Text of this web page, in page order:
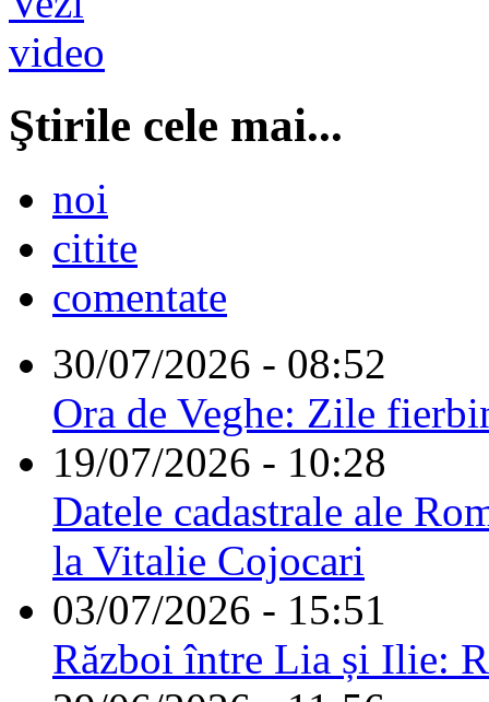
Ştirile cele mai...
noi
citite
comentate
30/07/2026 - 08:52
Ora de Veghe: Zile
19/07/2026 - 10:28
Datele cadastrale ale
la Vitalie Cojocari
03/07/2026 - 15:51
Război între Lia și Ilie: